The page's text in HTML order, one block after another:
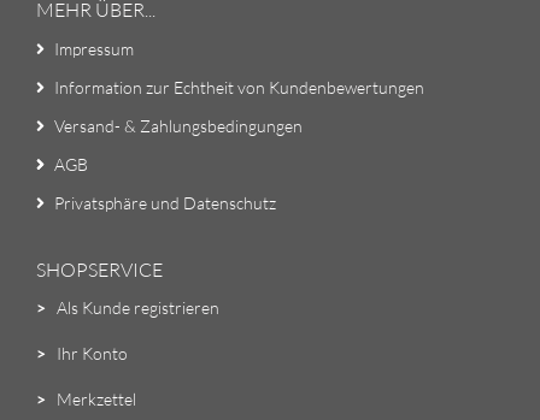
MEHR ÜBER...
Impressum
Information zur Echtheit von Kundenbewertungen
Versand- & Zahlungsbedingungen
AGB
Privatsphäre und Datenschutz
SHOPSERVICE
> Als Kunde registrieren
> Ihr Konto
> Merkzettel